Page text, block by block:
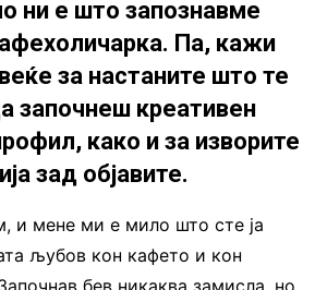
ни е што запознавме
Па, кажи
за настаните што те
започнеш креативен
како и за изворите
зад објавите.
и мене ми е мило што сте ја
љубов кон кафето и кон